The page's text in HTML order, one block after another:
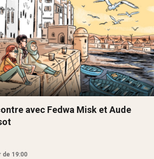
avec Fedwa Misk et Aude
de 19:00